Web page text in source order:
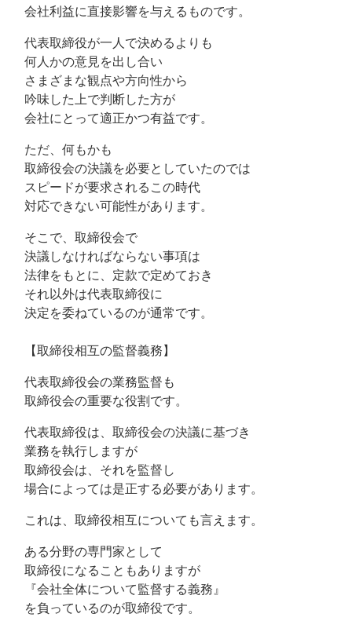
会社利益に直接影響を与えるものです。
代表取締役が一人で決めるよりも
何人かの意見を出し合い
さまざまな観点や方向性から
吟味した上で判断した方が
会社にとって適正かつ有益です。
ただ、何もかも
取締役会の決議を必要としていたのでは
スピードが要求されるこの時代
対応できない可能性があります。
そこで、取締役会で
決議しなければならない事項は
法律をもとに、定款で定めておき
それ以外は代表取締役に
決定を委ねているのが通常です。
【取締役相互の監督義務】
代表取締役会の業務監督も
取締役会の重要な役割です。
代表取締役は、取締役会の決議に基づき
業務を執行しますが
取締役会は、それを監督し
場合によっては是正する必要があります。
これは、取締役相互についても言えます。
ある分野の専門家として
取締役になることもありますが
『会社全体について監督する義務』
を負っているのが取締役です。